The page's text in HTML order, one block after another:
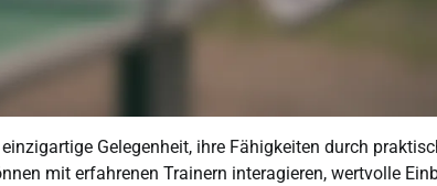
Gelegenheit, ihre Fähigkeiten durch
mit erfahrenen Trainern interagieren, wertvolle